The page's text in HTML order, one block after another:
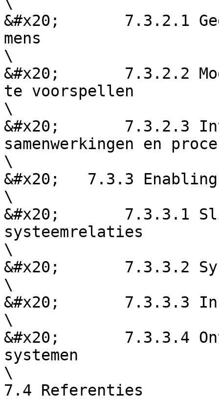
&#x20;       7.3.2.1
mens
\
&#x20;       7.3.2.2
te voorspellen
\
&#x20;       7.3.2.3
samenwerkingen en
\
&#x20;   7.3.3
\
&#x20;       7.3.3.1
systeemrelaties
\
&#x20;       7.3.3.2
\
&#x20;       7.3.3.3
\
&#x20;       7.3.3.4
systemen
\